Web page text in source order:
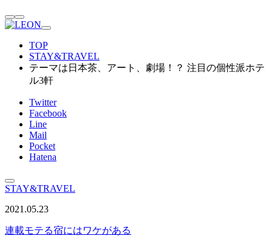
TOP
STAY&TRAVEL
テーマは日本茶、アート、劇場！？ 注目の個性派ホテ
ル3軒
Twitter
Facebook
Line
Mail
Pocket
Hatena
STAY&TRAVEL
2021.05.23
連載モテる宿にはワケがある